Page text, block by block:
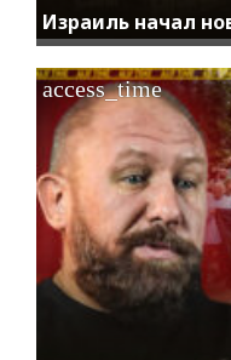
Израиль начал
access_time